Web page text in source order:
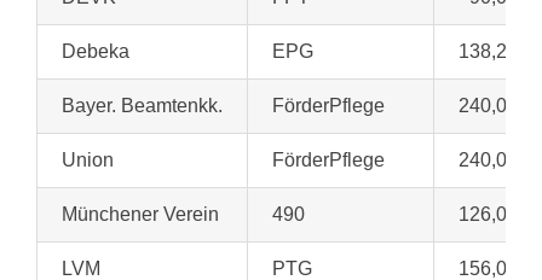
Debeka EPG 138,25 €
Bayer. Beamtenkk. FörderPflege 240,00 €
Union FörderPflege 240,00 €
Münchener Verein 490 126,00 €
LVM PTG 156,00 €